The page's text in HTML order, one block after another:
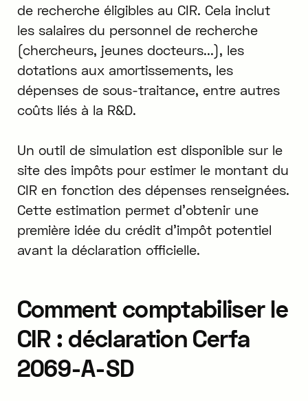
de recherche éligibles au CIR. Cela inclut
les salaires du personnel de recherche
(chercheurs, jeunes docteurs...), les
dotations aux amortissements, les
dépenses de sous-traitance, entre autres
coûts liés à la R&D.
Un outil de simulation est disponible sur le
site des impôts pour estimer le montant du
CIR en fonction des dépenses renseignées.
Cette estimation permet d'obtenir une
première idée du crédit d'impôt potentiel
avant la déclaration officielle.
Comment comptabiliser le
CIR : déclaration Cerfa
2069-A-SD